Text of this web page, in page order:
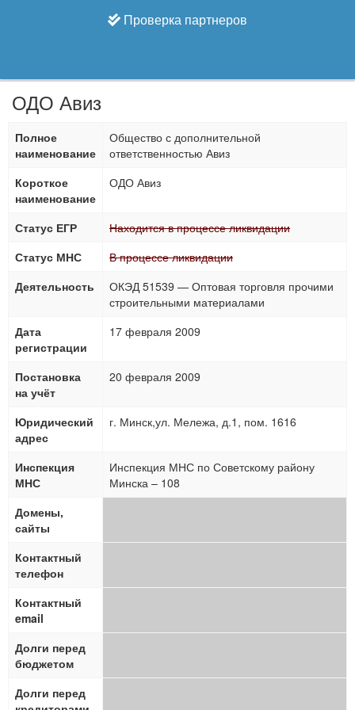
Проверка партнеров
ОДО Авиз
Полное
наименование
Общество с дополнительной
ответственностью Авиз
Короткое
наименование
ОДО Авиз
Статус ЕГР
Находится в процессе ликвидации
Статус МНС
В процессе ликвидации
Деятельность
ОКЭД 51539 — Оптовая торговля прочими
строительными материалами
Дата
регистрации
17 февраля 2009
Постановка
на учёт
20 февраля 2009
Юридический
адрес
г. Минск,ул. Мележа, д.1, пом. 1616
Инспекция
МНС
Инспекция МНС по Советскому району
Минска – 108
Домены,
сайты
Контактный
телефон
Контактный
email
Долги перед
бюджетом
Долги перед